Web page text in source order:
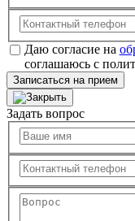
Даю согласие на
соглашаюсь с
Записаться на прием
Задать вопрос